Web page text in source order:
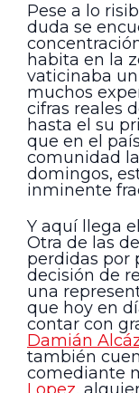
Pese a lo
duda se
habita en la
vaticinaba
muchos
cifras reales
hasta el su
que en el
comunidad
domingos,
inminente
Y aquí llega
Otra de las
perdidas por
decisión de
una
que hoy en
contar con
Damián
también
comediante